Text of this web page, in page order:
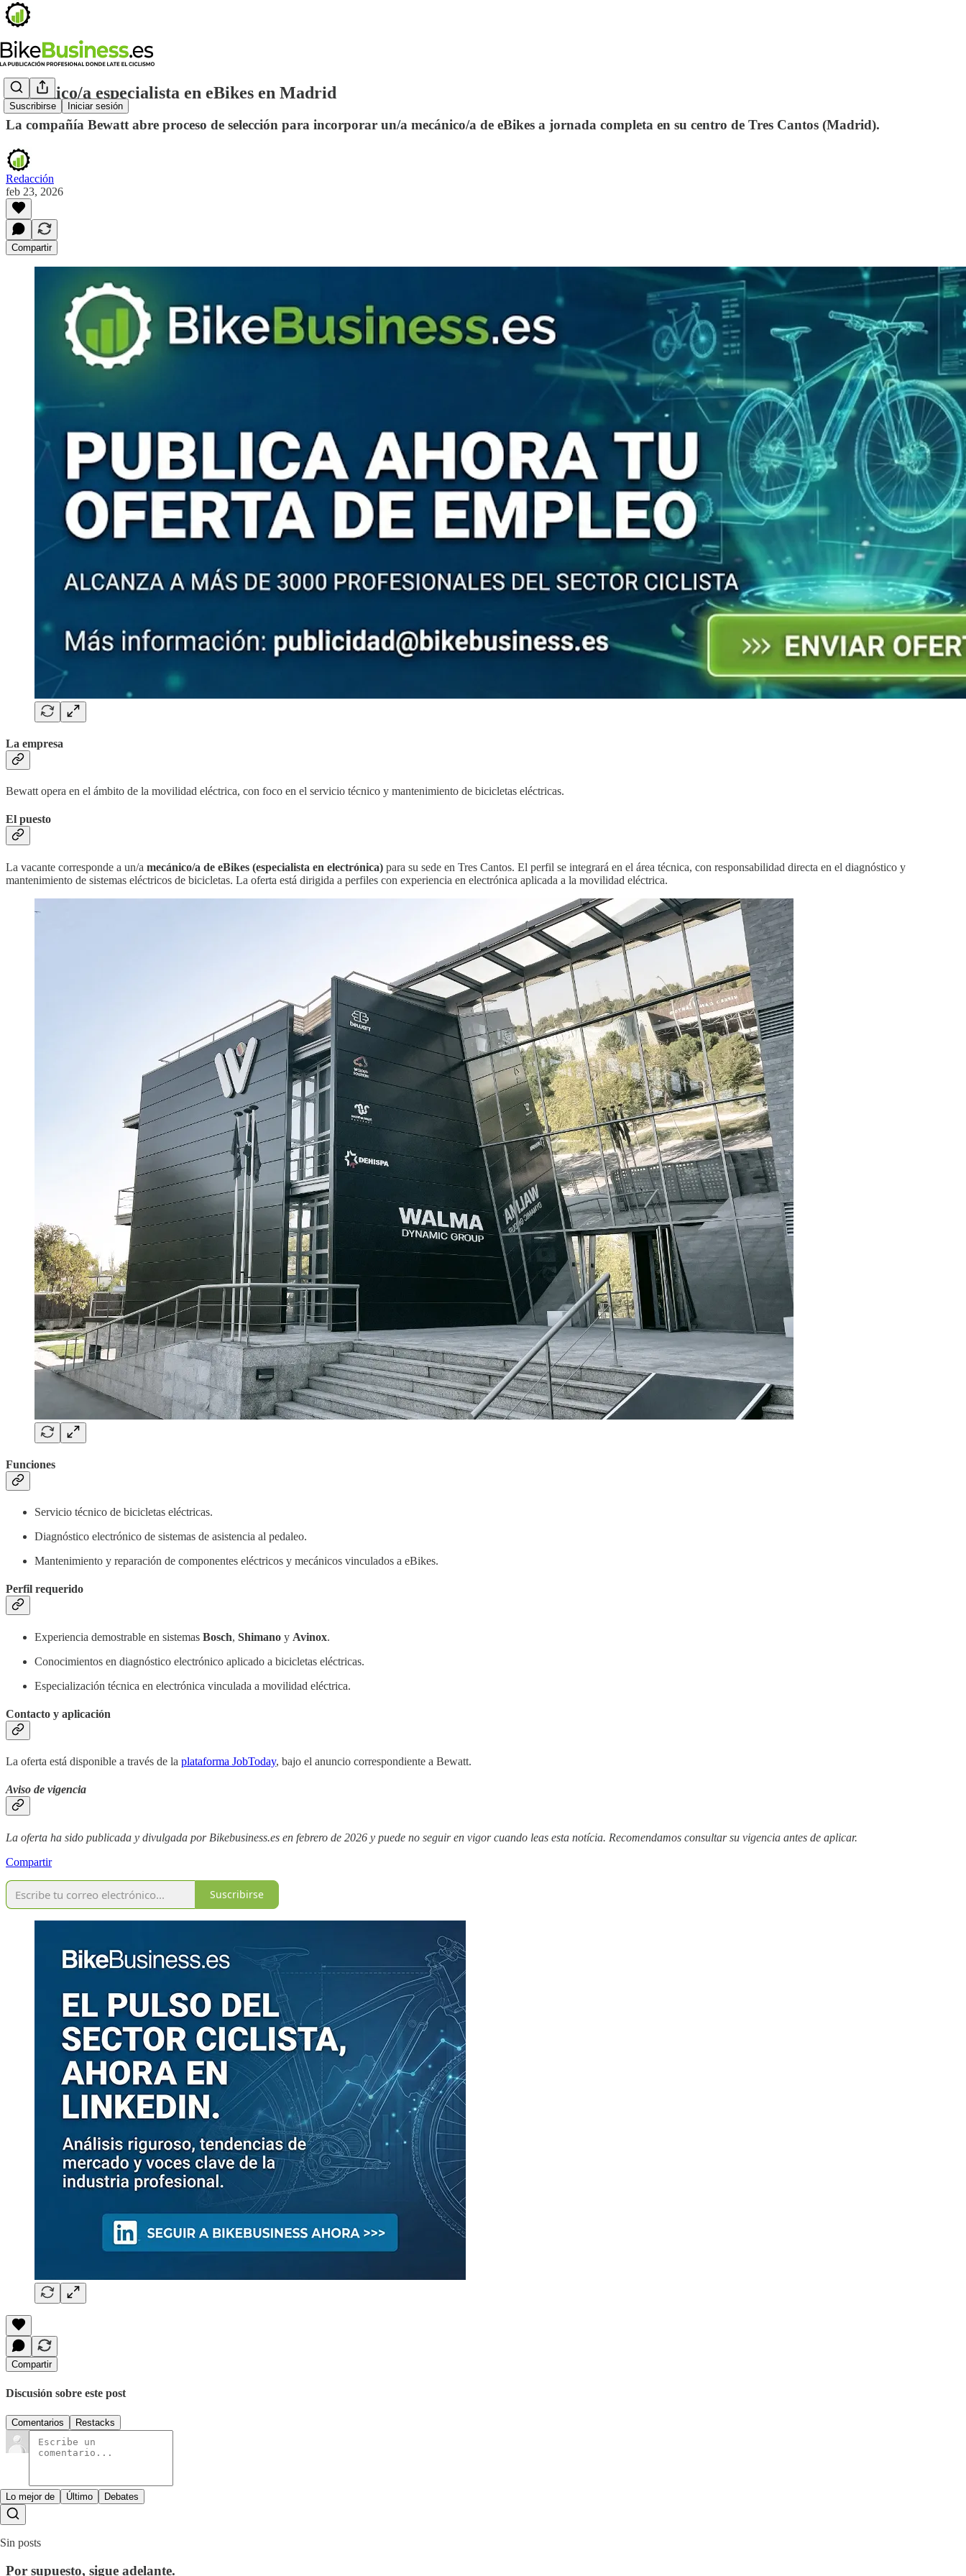
Suscribirse Iniciar sesión
Mecánico/a especialista en eBikes en Madrid
La compañía Bewatt abre proceso de selección para incorporar un/a mecánico/a de eBikes a jornada completa en su centro de Tres Cantos (Madrid).
Redacción
feb 23, 2026
Compartir
La empresa
Bewatt opera en el ámbito de la movilidad eléctrica, con foco en el servicio técnico y mantenimiento de bicicletas eléctricas.
El puesto
La vacante corresponde a un/a mecánico/a de eBikes (especialista en electrónica) para su sede en Tres Cantos. El perfil se integrará en el área técnica, con responsabilidad directa en el diagnóstico y
mantenimiento de sistemas eléctricos de bicicletas. La oferta está dirigida a perfiles con experiencia en electrónica aplicada a la movilidad eléctrica.
Funciones
Servicio técnico de bicicletas eléctricas.
Diagnóstico electrónico de sistemas de asistencia al pedaleo.
Mantenimiento y reparación de componentes eléctricos y mecánicos vinculados a eBikes.
Perfil requerido
Experiencia demostrable en sistemas Bosch, Shimano y Avinox.
Conocimientos en diagnóstico electrónico aplicado a bicicletas eléctricas.
Especialización técnica en electrónica vinculada a movilidad eléctrica.
Contacto y aplicación
La oferta está disponible a través de la plataforma JobToday, bajo el anuncio correspondiente a Bewatt.
Aviso de vigencia
La oferta ha sido publicada y divulgada por Bikebusiness.es en febrero de 2026 y puede no seguir en vigor cuando leas esta notícia. Recomendamos consultar su vigencia antes de aplicar.
Compartir
Suscribirse
Compartir
Discusión sobre este post
Comentarios Restacks
Lo mejor de Último Debates
Sin posts
Por supuesto, sigue adelante.